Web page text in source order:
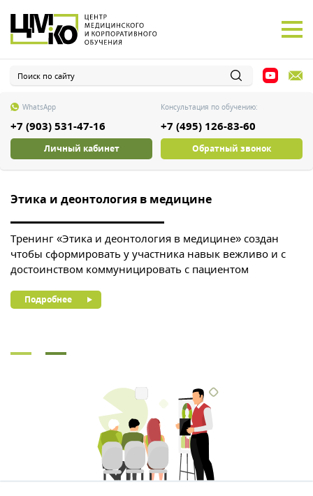
WhatsApp
+7 (903) 531-47-16
Консультация по обучению:
+7 (495) 126-83-60
Личный кабинет Обратный звонок
Этика и деонтология в медицине
Тренинг «Этика и деонтология в медицине» создан
чтобы сформировать у участника навык вежливо и с
достоинством коммуницировать с пациентом
Подробнее